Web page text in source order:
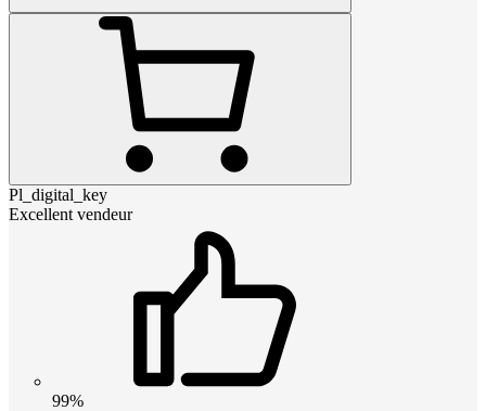
Pl_digital_key
Excellent vendeur
99%